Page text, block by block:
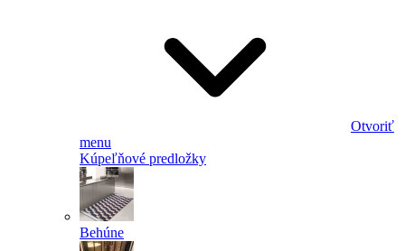
Otvoriť
menu
Kúpeľňové predložky
Behúne